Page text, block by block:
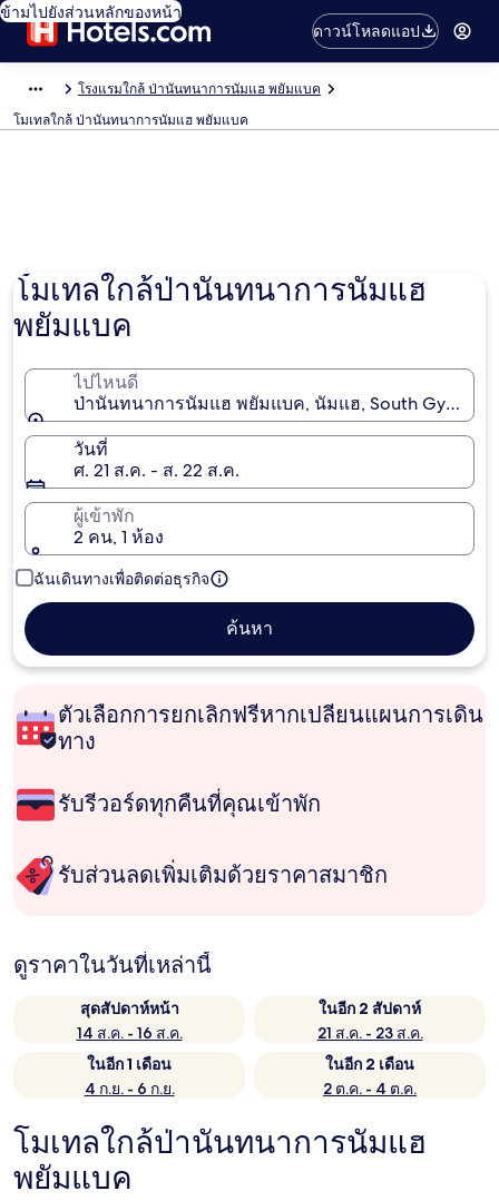
ข้ามไปยังส่วนหลักของหน้า
ดาวน์โหลดแอป
โรงแรมใกล้ ป่านันทนาการนัมแฮ พยัมแบค
โมเทลใกล้ ป่านันทนาการนัมแฮ พยัมแบค
โมเทลใกล้ป่านันทนาการนัมแฮ
พยัมแบค
ไปไหนดี
ป่านันทนาการนัมแฮ พยัมแบค, นัมแฮ, South
วันที่
ศ. 21 ส.ค. - ส. 22 ส.ค.
ผู้เข้าพัก
2 คน, 1 ห้อง
ฉันเดินทางเพื่อติดต่อธุรกิจ
ค้นหา
ตัวเลือกการยกเลิกฟรีหากเปลี่ยนแผนการเดิน
ทาง
รับรีวอร์ดทุกคืนที่คุณเข้าพัก
รับส่วนลดเพิ่มเติมด้วยราคาสมาชิก
ดูราคาในวันที่เหล่านี้
สุดสัปดาห์หน้า
14 ส.ค. - 16 ส.ค.
ในอีก 2 สัปดาห์
21 ส.ค. - 23 ส.ค.
ในอีก 1 เดือน
4 ก.ย. - 6 ก.ย.
ในอีก 2 เดือน
2 ต.ค. - 4 ต.ค.
โมเทลใกล้ป่านันทนาการนัมแฮ
พยัมแบค